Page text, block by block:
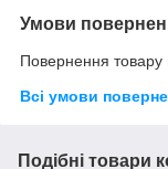
Умови
Повернення товару
Всі умови
Подібні товари